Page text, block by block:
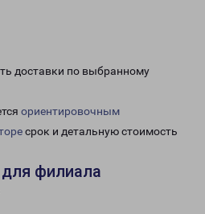
доставки по выбранному
ориентировочным
срок и детальную стоимость
филиала